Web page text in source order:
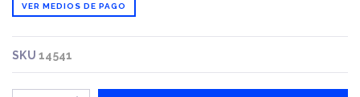
VER MEDIOS DE PAGO
SKU14541